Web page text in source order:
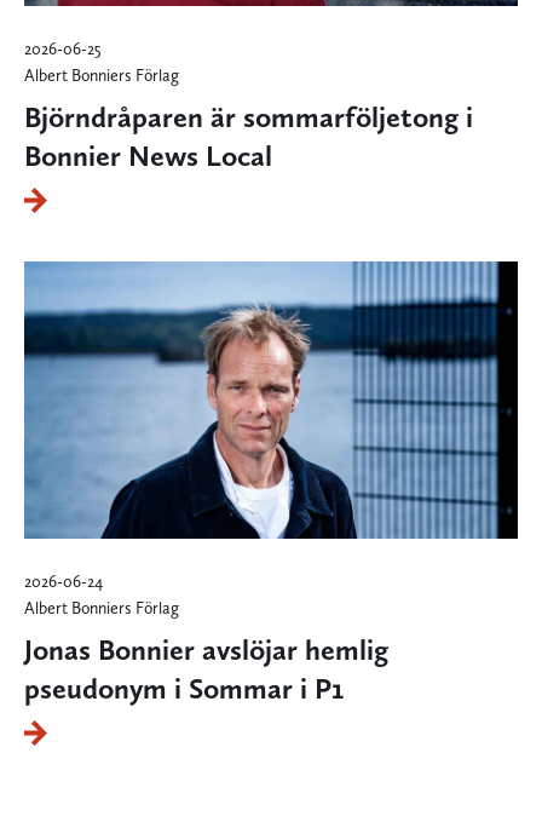
2026-06-25
Albert Bonniers Förlag
Björndråparen är sommarföljetong i
Bonnier News Local
2026-06-24
Albert Bonniers Förlag
Jonas Bonnier avslöjar hemlig
pseudonym i Sommar i P1